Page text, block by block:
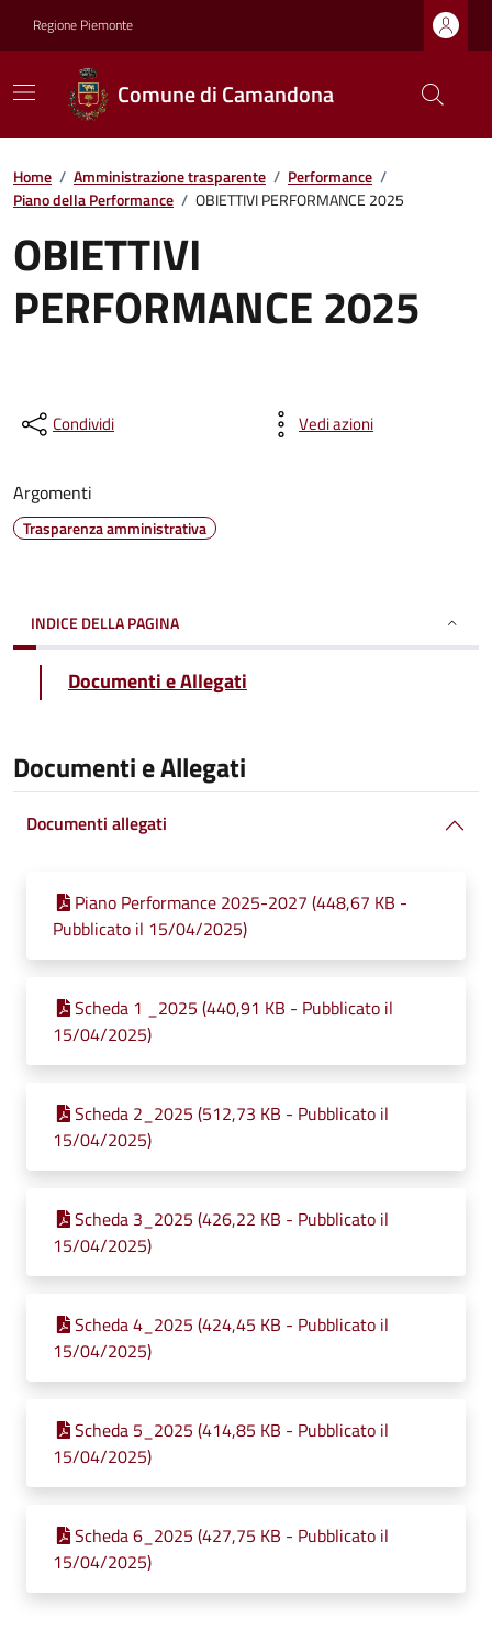
Regione Piemonte
Comune di Camandona
Home / Amministrazione trasparente / Performance /
Piano della Performance / OBIETTIVI PERFORMANCE 2025
OBIETTIVI
PERFORMANCE 2025
Condividi Vedi azioni
Argomenti
Trasparenza amministrativa
INDICE DELLA PAGINA
Documenti e Allegati
Documenti e Allegati
Documenti allegati
Piano Performance 2025-2027 (448,67 KB -
Pubblicato il 15/04/2025)
Scheda 1 _2025 (440,91 KB - Pubblicato il
15/04/2025)
Scheda 2_2025 (512,73 KB - Pubblicato il
15/04/2025)
Scheda 3_2025 (426,22 KB - Pubblicato il
15/04/2025)
Scheda 4_2025 (424,45 KB - Pubblicato il
15/04/2025)
Scheda 5_2025 (414,85 KB - Pubblicato il
15/04/2025)
Scheda 6_2025 (427,75 KB - Pubblicato il
15/04/2025)